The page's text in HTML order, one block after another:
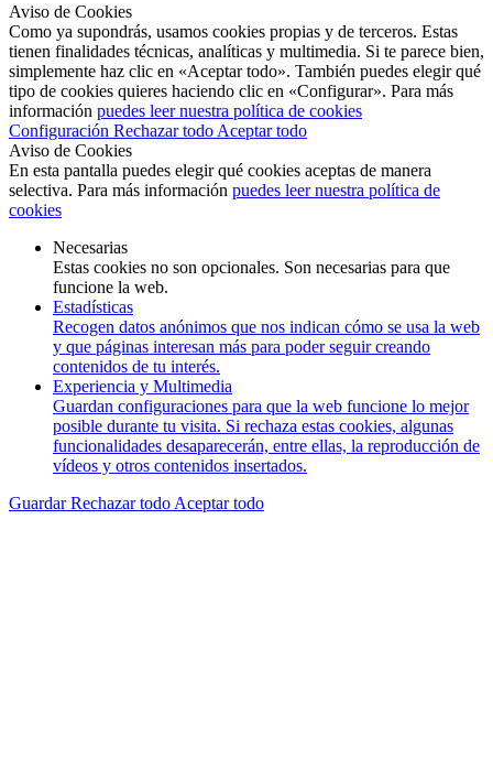
Aviso de Cookies
Como ya supondrás, usamos cookies propias y de terceros. Estas
tienen finalidades técnicas, analíticas y multimedia. Si te parece bien,
simplemente haz clic en «Aceptar todo». También puedes elegir qué
tipo de cookies quieres haciendo clic en «Configurar». Para más
información puedes leer nuestra política de cookies
Configuración Rechazar todo Aceptar todo
Aviso de Cookies
En esta pantalla puedes elegir qué cookies aceptas de manera
selectiva. Para más información puedes leer nuestra política de
cookies
Necesarias
Estas cookies no son opcionales. Son necesarias para que
funcione la web.
Estadísticas
Recogen datos anónimos que nos indican cómo se usa la web
y que páginas interesan más para poder seguir creando
contenidos de tu interés.
Experiencia y Multimedia
Guardan configuraciones para que la web funcione lo mejor
posible durante tu visita. Si rechaza estas cookies, algunas
funcionalidades desaparecerán, entre ellas, la reproducción de
vídeos y otros contenidos insertados.
GuardarRechazar todo Aceptar todo